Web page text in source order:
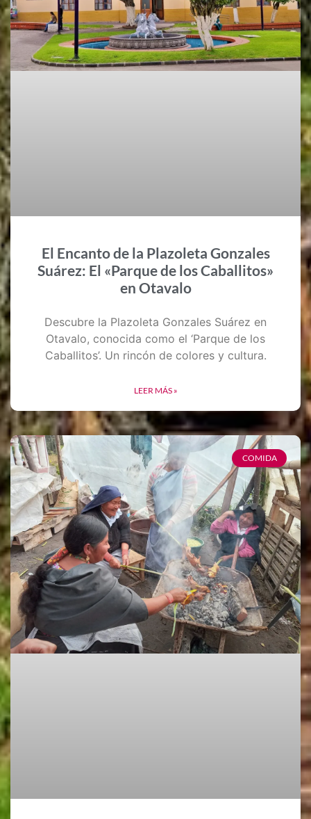
El Encanto de la Plazoleta Gonzales
Suárez: El «Parque de los Caballitos»
en Otavalo
Descubre la Plazoleta Gonzales Suárez en
Otavalo, conocida como el ‘Parque de los
Caballitos’. Un rincón de colores y cultura.
LEER MÁS »
COMIDA